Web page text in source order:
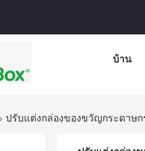
บ้าน
ปรับแต่งกล่องของขวัญกระดาษ